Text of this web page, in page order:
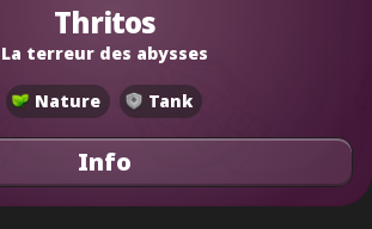
Thritos
La terreur des abysses
Nature Tank
Info